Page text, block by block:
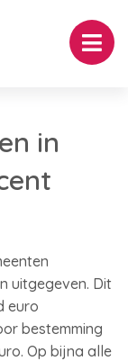
in
uitgegeven. Dit
euro
bestemming
Op bijna alle